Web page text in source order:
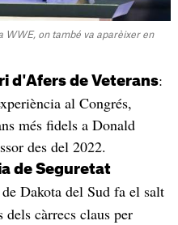
WWE, on també va aparèixer en
d'Afers de Veterans:
al Congrés,
més fidels a Donald
des del 2022.
de Seguretat
Dakota del Sud fa el salt
càrrecs claus per